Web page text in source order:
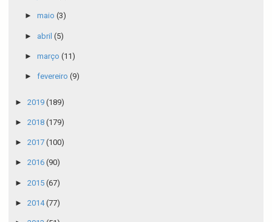
► maio (3)
► abril (5)
► março (11)
► fevereiro (9)
► 2019 (189)
► 2018 (179)
► 2017 (100)
► 2016 (90)
► 2015 (67)
► 2014(77)